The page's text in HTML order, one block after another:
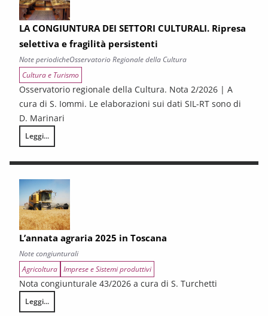
LA CONGIUNTURA DEI SETTORI CULTURALI. Ripresa
selettiva e fragilità persistenti
Note periodicheOsservatorio Regionale della Cultura
Cultura e Turismo
Osservatorio regionale della Cultura. Nota 2/2026 | A
cura di S. Iommi. Le elaborazioni sui dati SIL-RT sono di
D. Marinari
Leggi...
LA CONGIUNTURA DEI SETTORI CULTURALI. Ripresa selettiva e
L’annata agraria 2025 in Toscana
Note congiunturali
Agricoltura Imprese e Sistemi produttivi
Nota congiunturale 43/2026 a cura di S. Turchetti
Leggi...
L’annata agraria 2025 in Toscana